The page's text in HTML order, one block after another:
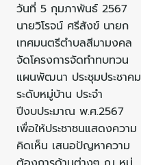
วันที่ 5 กุมภาพันธ์ 2567
นายวิโรจน์ ศรีสังข์ นายก
เทศมนตรีตำบลสีมามงคล
จัดโครงการจัดทำทบทวน
แผนพัฒนา ประชุมประชาคม
ระดับหมู่บ้าน ประจำ
ปีงบประมาณ พ.ศ.2567
เพื่อให้ประชาชนแสดงความ
คิดเห็น เสนอปัญหาความ